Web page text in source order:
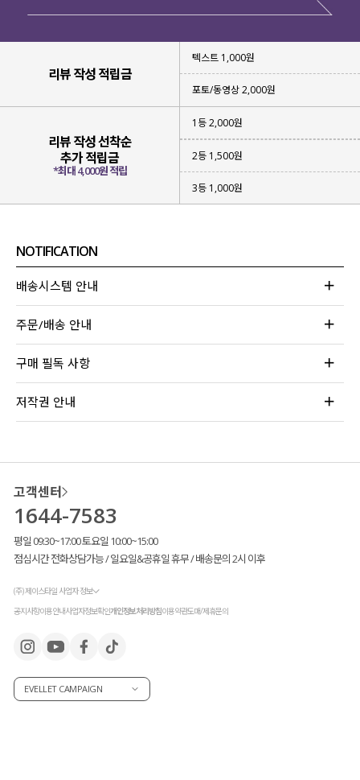
리뷰 작성 적립금
텍스트 1,000원
포토/동영상 2,000원
리뷰 작성 선착순
추가 적립금
*최대 4,000원 적립
1등 2,000원
2등 1,500원
3등 1,000원
NOTIFICATION
배송시스템 안내
주문/배송 안내
구매 필독 사항
저작권 안내
고객센터
1644-7583
평일 09:30~17:00 토요일 10:00~15:00
점심시간 전화상담가능 / 일요일&공휴일 휴무 / 배송문의 2시 이후
(주) 제이스타일 사업자 정보
공지사항이용안내사업자정보확인개인정보처리방침이용약관도매/제휴문의
EVELLET CAMPAIGN